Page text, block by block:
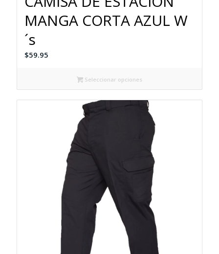
MANGA CORTA AZUL W
´s
$59.95
Seleccionar opciones